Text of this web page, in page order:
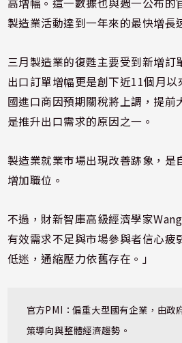
製造業活動達到一年來的最快增長
三月製造業的復甦主要受到新增訂
出口訂單增幅更是創下近11個月
國進口商因預期關稅將上調，提前
是推升出口需求的原因之一。
製造業就業市場出現改善跡象，是
增加職位。
不過，財新智庫高級經濟學家
有效需求不足與市場參與者信心疲
低迷，通縮壓力依舊存在。」
官方PMI：偏重大型國有企業，由政
策導向與整體經濟趨勢。